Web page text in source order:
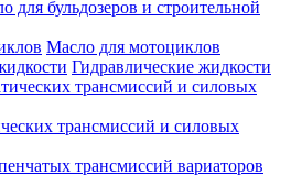
для бульдозеров и строительной
Масло для мотоциклов
Гидравлические жидкости
трансмиссий и силовых